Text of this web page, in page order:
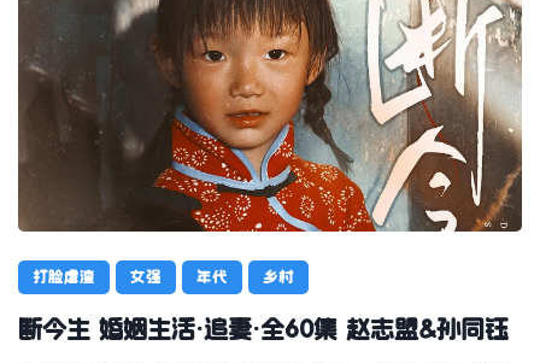
打脸虐渣 女强 年代 乡村
断今生 婚姻生活·追妻·全60集 赵志盟&孙同钰